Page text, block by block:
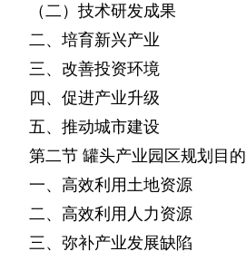
（二）技术研发成果
二、培育新兴产业
三、改善投资环境
四、促进产业升级
五、推动城市建设
第二节 罐头产业园区规划目的
一、高效利用土地资源
二、高效利用人力资源
三、弥补产业发展缺陷